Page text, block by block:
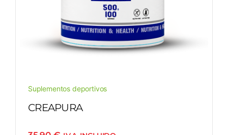
Suplementos deportivos
CREAPURA